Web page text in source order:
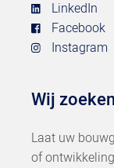
LinkedIn
Facebook
Instagram
Wij
Laat uw
of